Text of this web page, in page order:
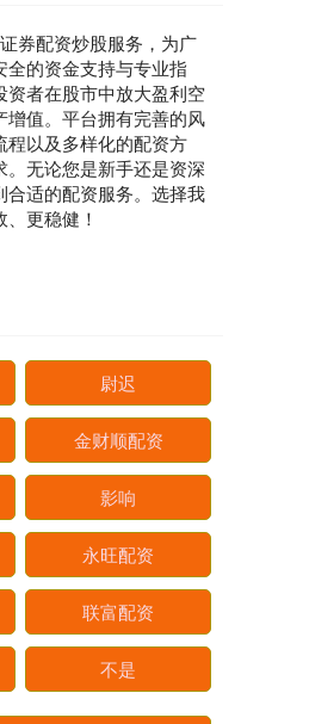
券配资炒股服务，为广
全的资金支持与专业指
资者在股市中放大盈利空
增值。平台拥有完善的风
程以及多样化的配资方
无论您是新手还是资深
合适的配资服务。选择我
更稳健！
尉迟
金财顺配资
影响
永旺配资
联富配资
不是